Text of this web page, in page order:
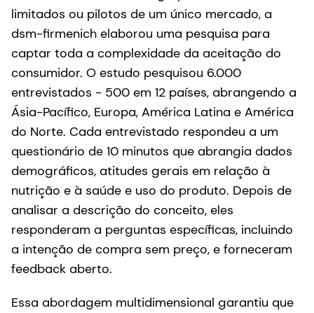
limitados ou pilotos de um único mercado, a
dsm-firmenich elaborou uma pesquisa para
captar toda a complexidade da aceitação do
consumidor. O estudo pesquisou 6.000
entrevistados - 500 em 12 países, abrangendo a
Ásia-Pacífico, Europa, América Latina e América
do Norte. Cada entrevistado respondeu a um
questionário de 10 minutos que abrangia dados
demográficos, atitudes gerais em relação à
nutrição e à saúde e uso do produto. Depois de
analisar a descrição do conceito, eles
responderam a perguntas específicas, incluindo
a intenção de compra sem preço, e forneceram
feedback aberto.
Essa abordagem multidimensional garantiu que